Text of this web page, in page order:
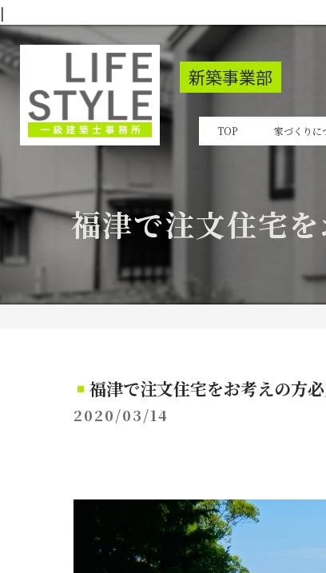
|
新築事業部
TOP 家づくりに
福津で注文住宅
福津で注文住宅をお考えの方
2020/03/14